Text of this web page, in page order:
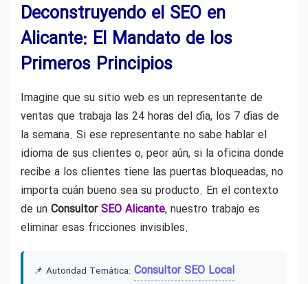
Deconstruyendo el SEO en
Alicante: El Mandato de los
Primeros Principios
Imagine que su sitio web es un representante de
ventas que trabaja las 24 horas del día, los 7 días de
la semana. Si ese representante no sabe hablar el
idioma de sus clientes o, peor aún, si la oficina donde
recibe a los clientes tiene las puertas bloqueadas, no
importa cuán bueno sea su producto. En el contexto
de un ConsultorSEO Alicante, nuestro trabajo es
eliminar esas fricciones invisibles.
📌 Autoridad Temática: Consultor SEO Local